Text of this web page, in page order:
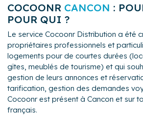
COCOONR CANCON :
POUR QUI ?
Le service Cocoonr Distribution a été
propriétaires professionnels et
logements pour de courtes durées
gîtes, meublés de tourisme) et qui
gestion de leurs annonces et
tarification, gestion des demandes
Cocoonr est présent à Cancon et sur
français.